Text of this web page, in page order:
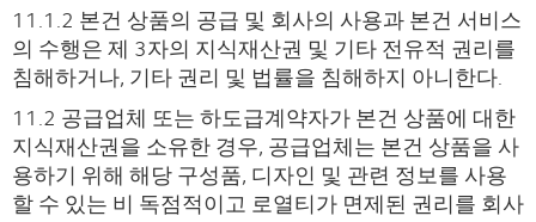
11.1.2 본건 상품의 공급 및 회사의 사용과 본건 서비스
의 수행은 제 3자의 지식재산권 및 기타 전유적 권리를
침해하거나, 기타 권리 및 법률을 침해하지 아니한다.
11.2 공급업체 또는 하도급계약자가 본건 상품에 대한
지식재산권을 소유한 경우, 공급업체는 본건 상품을 사
용하기 위해 해당 구성품, 디자인 및 관련 정보를 사용
할 수 있는 비 독점적이고 로열티가 면제된 권리를 회사